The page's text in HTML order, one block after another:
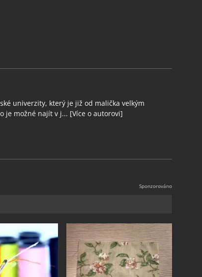
univerzity, který je již od malička velkým
je možné najít v j... [Více o autorovi]